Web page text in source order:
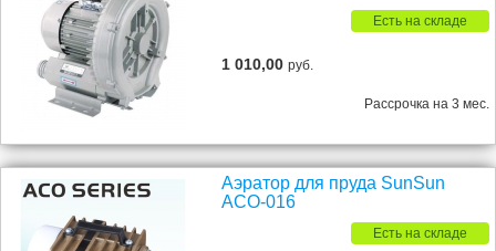
Есть на складе
1 010,00руб.
Рассрочка на 3 мес.
Аэратор для пруда SunSun
ACO-016
Есть на складе